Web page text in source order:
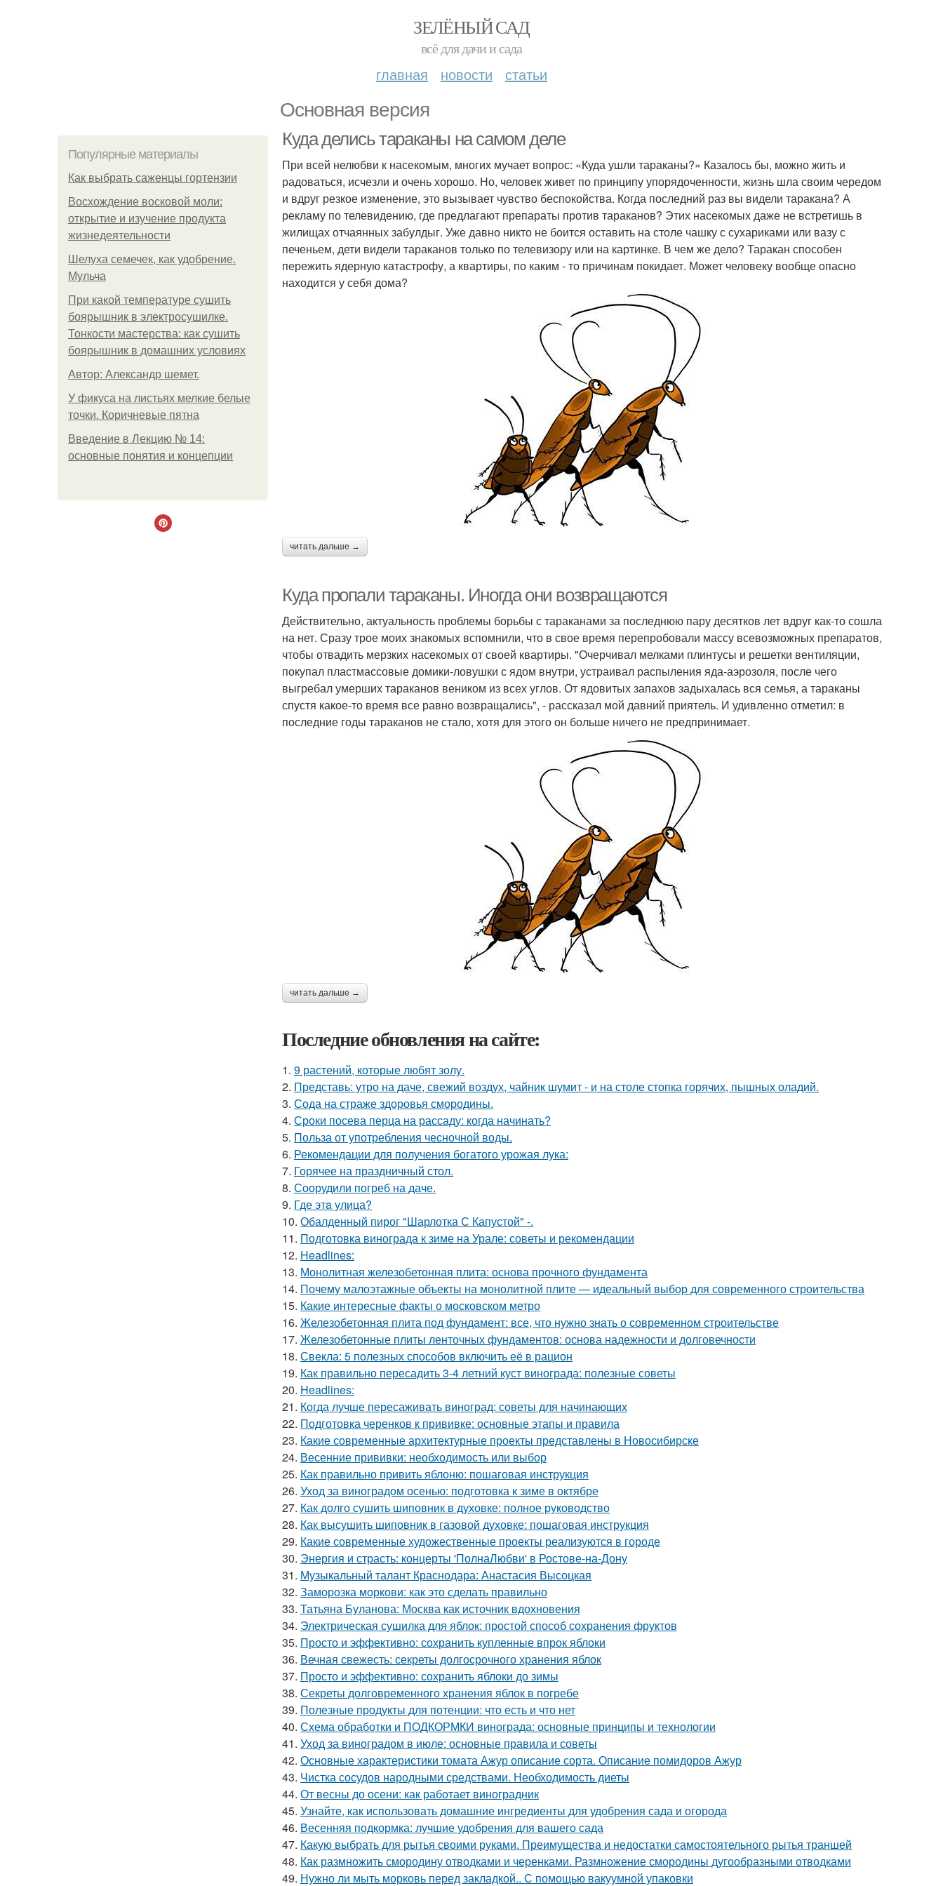
ЗЕЛЁНЫЙ САД
всё для дачи и сада
главная новости статьи
Основная версия
Популярные материалы
Как выбрать саженцы гортензии
Восхождение восковой моли:
открытие и изучение продукта
жизнедеятельности
Шелуха семечек, как удобрение.
Мульча
При какой температуре сушить
боярышник в электросушилке.
Тонкости мастерства: как сушить
боярышник в домашних условиях
Автор: Александр шемет.
У фикуса на листьях мелкие белые
точки. Коричневые пятна
Введение в Лекцию № 14:
основные понятия и концепции
Куда делись тараканы на самом деле
При всей нелюбви к насекомым, многих мучает вопрос: «Куда ушли тараканы?» Казалось бы, можно жить и
радоваться, исчезли и очень хорошо. Но, человек живет по принципу упорядоченности, жизнь шла своим чередом
и вдруг резкое изменение, это вызывает чувство беспокойства. Когда последний раз вы видели таракана? А
рекламу по телевидению, где предлагают препараты против тараканов? Этих насекомых даже не встретишь в
жилищах отчаянных забулдыг. Уже давно никто не боится оставить на столе чашку с сухариками или вазу с
печеньем, дети видели тараканов только по телевизору или на картинке. В чем же дело? Таракан способен
пережить ядерную катастрофу, а квартиры, по каким - то причинам покидает. Может человеку вообще опасно
находится у себя дома?
читать дальше →
Куда пропали тараканы. Иногда они возвращаются
Действительно, актуальность проблемы борьбы с тараканами за последнюю пару десятков лет вдруг как-то сошла
на нет. Сразу трое моих знакомых вспомнили, что в свое время перепробовали массу всевозможных препаратов,
чтобы отвадить мерзких насекомых от своей квартиры. "Очерчивал мелками плинтусы и решетки вентиляции,
покупал пластмассовые домики-ловушки с ядом внутри, устраивал распыления яда-аэрозоля, после чего
выгребал умерших тараканов веником из всех углов. От ядовитых запахов задыхалась вся семья, а тараканы
спустя какое-то время все равно возвращались", - рассказал мой давний приятель. И удивленно отметил: в
последние годы тараканов не стало, хотя для этого он больше ничего не предпринимает.
читать дальше →
Последние обновления на сайте:
1. 9 растений, которые любят золу.
2. Представь: утро на даче, свежий воздух, чайник шумит - и на столе стопка горячих, пышных оладий.
3. Сода на страже здоровья смородины.
4. Сроки посева перца на рассаду: когда начинать?
5. Польза от употребления чесночной воды.
6. Рекомендации для получения богатого урожая лука:
7. Горячее на праздничный стол.
8. Соорудили погреб на даче.
9. Где этa улица?
10. Обалденный пирог "Шарлотка С Капустой" -.
11. Подготовка винограда к зиме на Урале: советы и рекомендации
12. Headlines:
13. Монолитная железобетонная плита: основа прочного фундамента
14. Почему малоэтажные объекты на монолитной плите — идеальный выбор для современного строительства
15. Какие интересные факты о московском метро
16. Железобетонная плита под фундамент: все, что нужно знать о современном строительстве
17. Железобетонные плиты ленточных фундаментов: основа надежности и долговечности
18. Свекла: 5 полезных способов включить её в рацион
19. Как правильно пересадить 3-4 летний куст винограда: полезные советы
20. Headlines:
21. Когда лучше пересаживать виноград: советы для начинающих
22. Подготовка черенков к прививке: основные этапы и правила
23. Какие современные архитектурные проекты представлены в Новосибирске
24. Весенние прививки: необходимость или выбор
25. Как правильно привить яблоню: пошаговая инструкция
26. Уход за виноградом осенью: подготовка к зиме в октябре
27. Как долго сушить шиповник в духовке: полное руководство
28. Как высушить шиповник в газовой духовке: пошаговая инструкция
29. Какие современные художественные проекты реализуются в городе
30. Энергия и страсть: концерты 'ПолнаЛюбви' в Ростове-на-Дону
31. Музыкальный талант Краснодара: Анастасия Высоцкая
32. Заморозка моркови: как это сделать правильно
33. Татьяна Буланова: Москва как источник вдохновения
34. Электрическая сушилка для яблок: простой способ сохранения фруктов
35. Просто и эффективно: сохранить купленные впрок яблоки
36. Вечная свежесть: секреты долгосрочного хранения яблок
37. Просто и эффективно: сохранить яблоки до зимы
38. Секреты долговременного хранения яблок в погребе
39. Полезные продукты для потенции: что есть и что нет
40. Схема обработки и ПОДКОРМКИ винограда: основные принципы и технологии
41. Уход за виноградом в июле: основные правила и советы
42. Основные характеристики томата Ажур описание сорта. Описание помидоров Ажур
43. Чистка сосудов народными средствами. Необходимость диеты
44. От весны до осени: как работает виноградник
45. Узнайте, как использовать домашние ингредиенты для удобрения сада и огорода
46. Весенняя подкормка: лучшие удобрения для вашего сада
47. Какую выбрать для рытья своими руками. Преимущества и недостатки самостоятельного рытья траншей
48. Как размножить смородину отводками и черенками. Размножение смородины дугообразными отводками
49. Нужно ли мыть морковь перед закладкой.. С помощью вакуумной упаковки